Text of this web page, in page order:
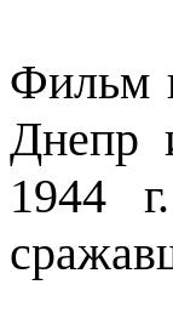
Фильм
Днепр
1944